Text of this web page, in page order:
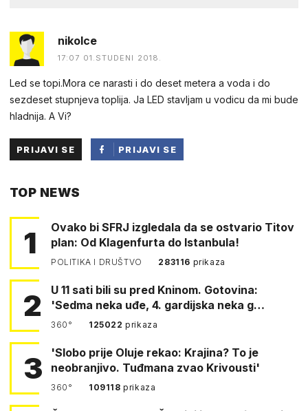
nikolce
17:07 01.STUDENI 2018.
Led se topi.Mora ce narasti i do deset metera a voda i do
sezdeset stupnjeva toplija. Ja LED stavljam u vodicu da mi bude
hladnija. A Vi?
PRIJAVI SE
PRIJAVI SE
TOP NEWS
1
Ovako bi SFRJ izgledala da se ostvario Titov
plan: Od Klagenfurta do Istanbula!
POLITIKA I DRUŠTVO 283116 prikaza
2
U 11 sati bili su pred Kninom. Gotovina:
'Sedma neka uđe, 4. gardijska neka g…
360° 125022prikaza
3
'Slobo prije Oluje rekao: Krajina? To je
neobranjivo. Tuđmana zvao Krivousti'
360° 109118prikaza